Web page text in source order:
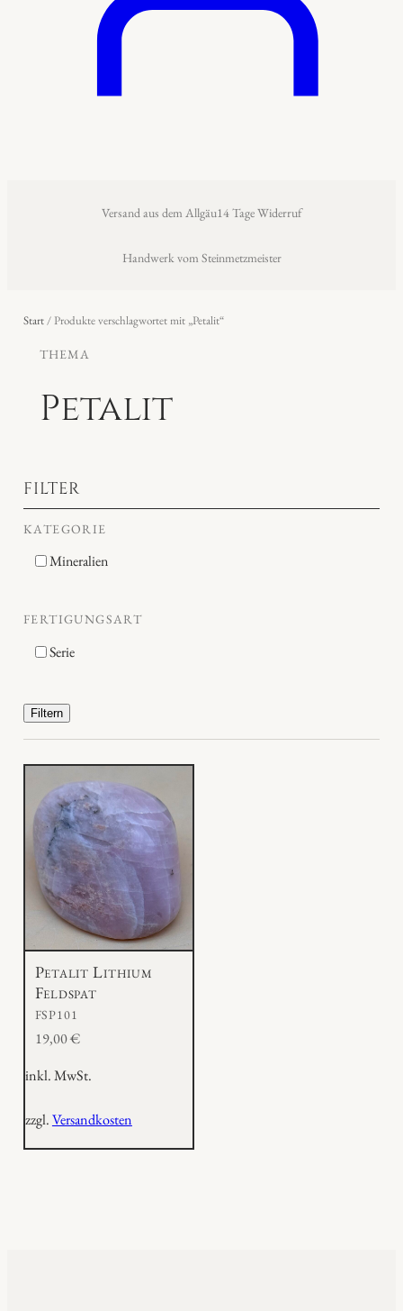
Versand aus dem Allgäu14 Tage Widerruf
Handwerk vom Steinmetzmeister
Start/ Produkte verschlagwortet mit „Petalit“
THEMA
Petalit
FILTER
KATEGORIE
Mineralien
FERTIGUNGSART
Serie
Filtern
Petalit Lithium
Feldspat
FSP101
19,00€
inkl. MwSt.
zzgl.Versandkosten